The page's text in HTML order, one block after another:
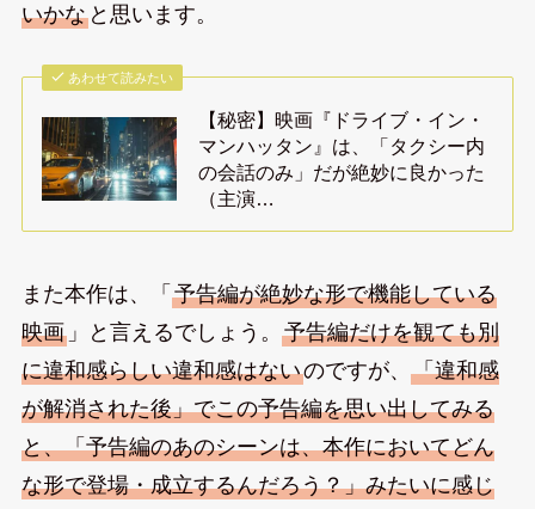
いかなと思います。
あわせて読みたい
【秘密】映画『ドライブ・イン・
マンハッタン』は、「タクシー内
の会話のみ」だが絶妙に良かった
（主演…
また本作は、「 予告編が絶妙な形で機能している
映画」と言えるでしょう。 予告編だけを観ても別
に違和感らしい違和感はないのですが、 「違和感
が解消された後」でこの予告編を思い出してみる
と、「予告編のあのシーンは、本作においてどん
な形で登場・成立するんだろう？」みたいに感じ